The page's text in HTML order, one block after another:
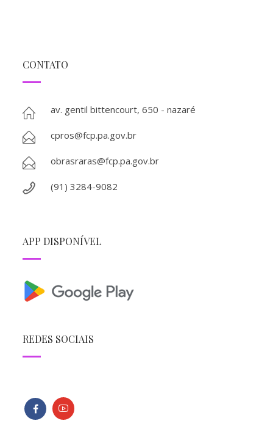
CONTATO
av. gentil bittencourt, 650 - nazaré
cpros@fcp.pa.gov.br
obrasraras@fcp.pa.gov.br
(91) 3284-9082
APP DISPONÍVEL
REDES SOCIAIS